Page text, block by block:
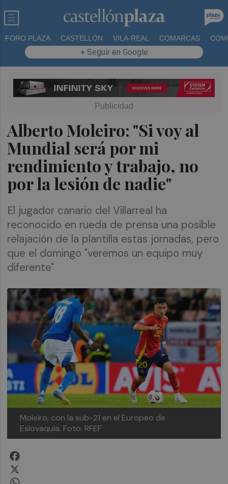
FORO PLAZA CASTELLÓN VILA-REAL COMARCAS
+ Seguir en Google
Alberto Moleiro: "Si voy al
Mundial será por mi
rendimiento y trabajo, no
por la lesión de nadie"
El jugador canario del Villarreal ha
reconocido en rueda de prensa una posible
relajación de la plantilla estas jornadas, pero
que el domingo "veremos un equipo muy
diferente"
Moleiro, con la sub-21 en el Europeo de
Eslovaquia. Foto: RFEF